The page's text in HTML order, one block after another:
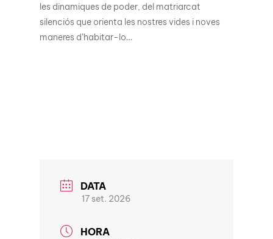
les dinamiques de poder, del matriarcat
silenciós que orienta les nostres vides i noves
maneres d’habitar-lo…
DATA
17 set. 2026
HORA